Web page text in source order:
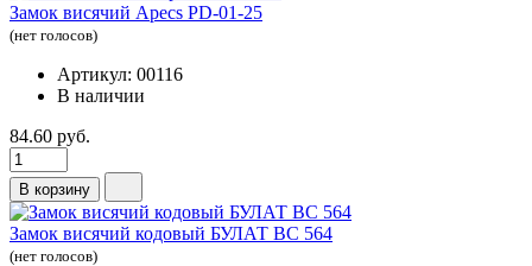
Замок висячий Apecs PD-01-25
(нет голосов)
Артикул: 00116
В наличии
84.60 руб.
В корзину
Замок висячий кодовый БУЛАТ ВС 564
(нет голосов)